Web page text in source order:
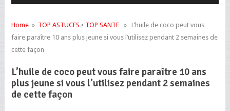
Home» TOP ASTUCES • TOP SANTE» L’huile de coco peut vous
faire paraître 10 ans plus jeune si vous l’utilisez pendant 2 semaines de
cette façon
L’huile de coco peut vous faire paraître 10 ans
plus jeune si vous l’utilisez pendant 2 semaines
de cette façon